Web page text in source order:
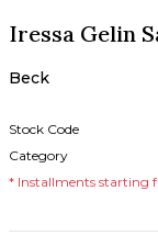
Iressa Gelin
Beck
Stock Code
Category
* Installments starting